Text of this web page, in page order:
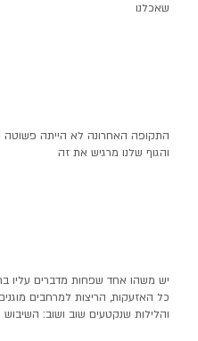
שאכלנו
התקופה האחרונה לא הייתה פשוטה
והגוף שלנו מרגיש את זה
יש משהו אחד שפחות מדברים עליו
כל האזעקות, הריצות למרחבים
והלילות שנקטעים שוב ושוב: השיבוש